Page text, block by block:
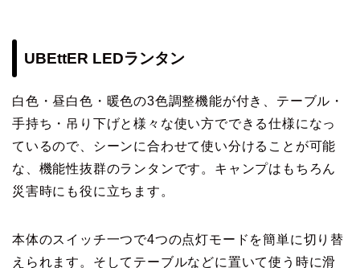
UBEttER LEDランタン
白色・昼白色・暖色の3色調整機能が付き、テーブル・
手持ち・吊り下げと様々な使い方でできる仕様になっ
ているので、シーンに合わせて使い分けることが可能
な、機能性抜群のランタンです。キャンプはもちろん
災害時にも役に立ちます。
本体のスイッチ一つで4つの点灯モードを簡単に切り替
えられます。そしてテーブルなどに置いて使う時に滑